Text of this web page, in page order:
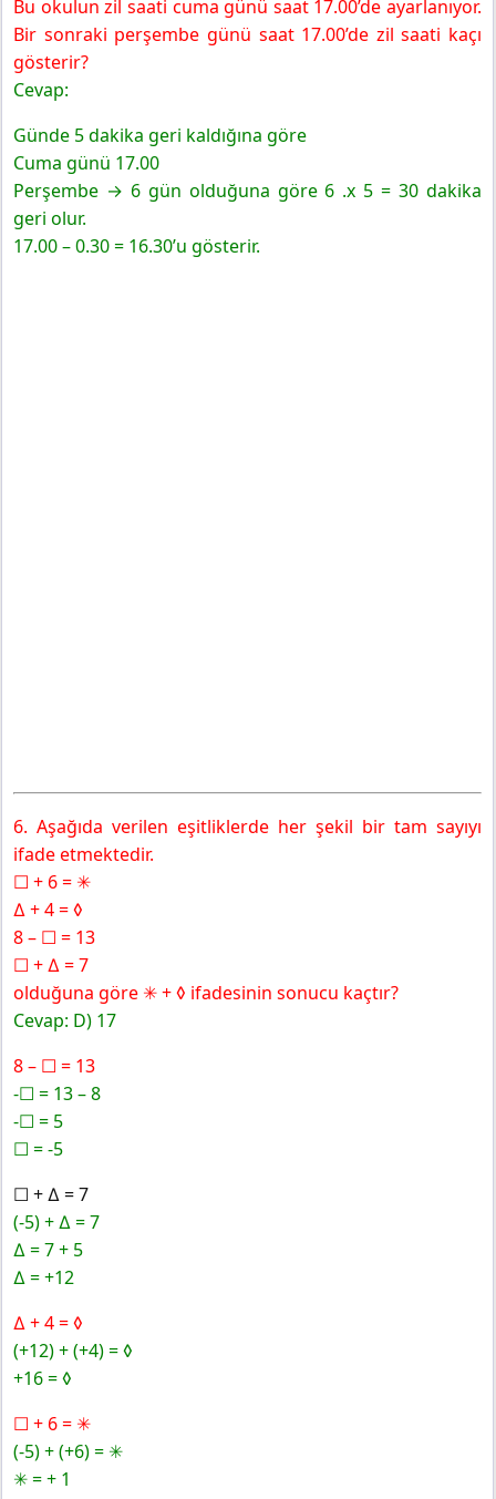
Bu okulun zil saati cuma günü saat 17.00’de ayarlanıyor.
Bir sonraki perşembe günü saat 17.00’de zil saati kaçı
gösterir?
Cevap:
Günde 5 dakika geri kaldığına göre
Cuma günü 17.00
Perşembe → 6 gün olduğuna göre 6 .x 5 = 30 dakika
geri olur.
17.00 – 0.30 = 16.30’u gösterir.
6. Aşağıda verilen eşitliklerde her şekil bir tam sayıyı
ifade etmektedir.
☐ + 6 = ✳
∆ + 4 = ◊
8 – ☐ = 13
☐ + ∆ = 7
olduğuna göre ✳ + ◊ ifadesinin sonucu kaçtır?
Cevap: D) 17
8 – ☐ = 13
-☐ = 13 – 8
-☐ = 5
☐ = -5
☐ + ∆ = 7
(-5) + ∆ = 7
∆ = 7 + 5
∆ = +12
∆ + 4 = ◊
(+12) + (+4) = ◊
+16 = ◊
☐ + 6 = ✳
(-5) + (+6) = ✳
✳ = + 1